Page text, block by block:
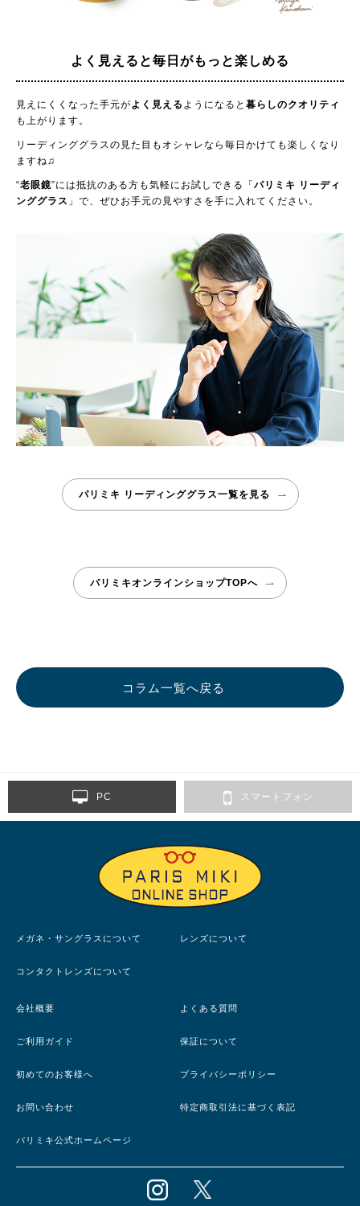
よく見えると毎日がもっと楽しめる
見えにくくなった手元がよく見える ようになると 暮らしのクオリティ
も上がります。
リーディンググラスの見た目もオシャレなら毎日かけても楽しくなり
ますね♫
“老眼鏡”には抵抗のある方も気軽にお試しできる「 パリミキ リーディ
ンググラス 」で、ぜひお手元の見やすさを手に入れてください。
パリミキ リーディンググラス一覧を見る
パリミキオンラインショップTOPへ
コラム一覧へ戻る
PC スマートフォン
メガネ・サングラスについて レンズについて
コンタクトレンズについて
会社概要 よくある質問
ご利用ガイド 保証について
初めてのお客様へ プライバシーポリシー
お問い合わせ 特定商取引法に基づく表記
パリミキ公式ホームページ